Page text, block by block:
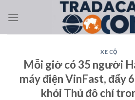
XE CỘ
Mỗi giờ có 35 người
máy điện VinFast, đẩy
khỏi Thủ đô chỉ